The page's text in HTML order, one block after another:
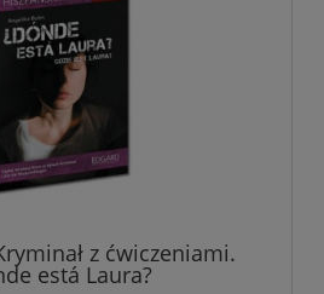
z ćwiczeniami.
está Laura?